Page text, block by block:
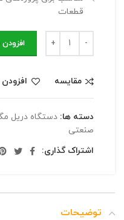
قطعات
مقایسه
دسته ها: دستگاه دریل
صنعتی
اشتراک گذاری:
توضیحات